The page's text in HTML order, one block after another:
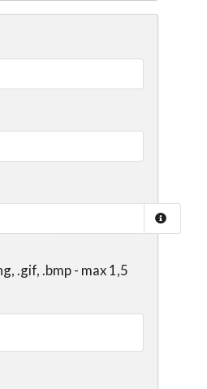
.gif, .bmp - max 1,5